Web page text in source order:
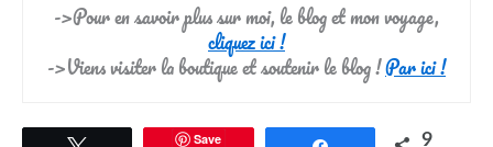
->Pour en savoir plus sur moi, le blog et mon voyage,
cliquez ici !
->Viens visiter la boutique et soutenir le blog !Par ici !
Save 9